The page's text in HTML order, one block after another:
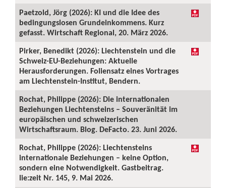
Paetzold, Jörg (2026): KI und die Idee des
bedingungslosen Grundeinkommens. Kurz
gefasst. Wirtschaft Regional, 20. März 2026.
Pirker, Benedikt (2026): Liechtenstein und die
Schweiz-EU-Beziehungen: Aktuelle
Herausforderungen. Foliensatz eines Vortrages
am Liechtenstein-Institut, Bendern.
Rochat, Philippe (2026): Die internationalen
Beziehungen Liechtensteins – Souveränität im
europäischen und schweizerischen
Wirtschaftsraum. Blog. DeFacto. 23. Juni 2026.
Rochat, Philippe (2026): Liechtensteins
internationale Beziehungen – keine Option,
sondern eine Notwendigkeit. Gastbeitrag.
lie:zeit Nr. 145, 9. Mai 2026.